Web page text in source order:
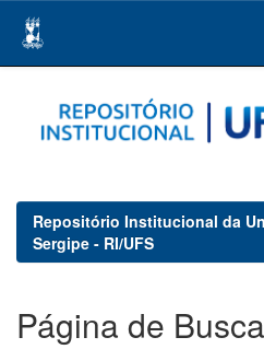
navigation
Repositório Institucional da
Sergipe - RI/UFS
Página de Busca